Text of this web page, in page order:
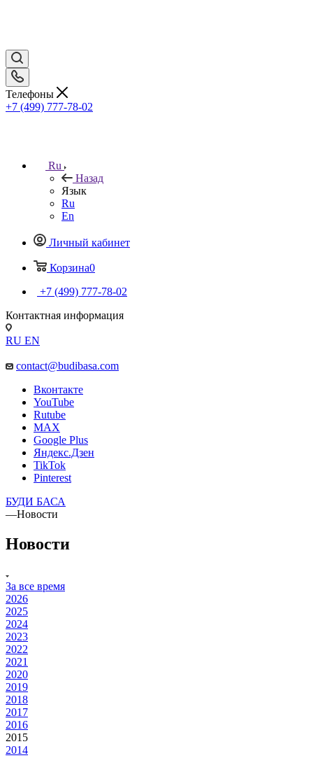
Телефоны
+7 (499) 777-78-02
Ru
Назад
Язык
Ru
En
Личный кабинет
Корзина0
+7 (499) 777-78-02
Контактная информация
RU EN
contact@budibasa.com
Вконтакте
YouTube
Rutube
MAX
Google Plus
Яндекс.Дзен
TikTok
Pinterest
БУДИ БАСА
—Новости
Новости
За все время
2026
2025
2024
2023
2022
2021
2020
2019
2018
2017
2016
2015
2014